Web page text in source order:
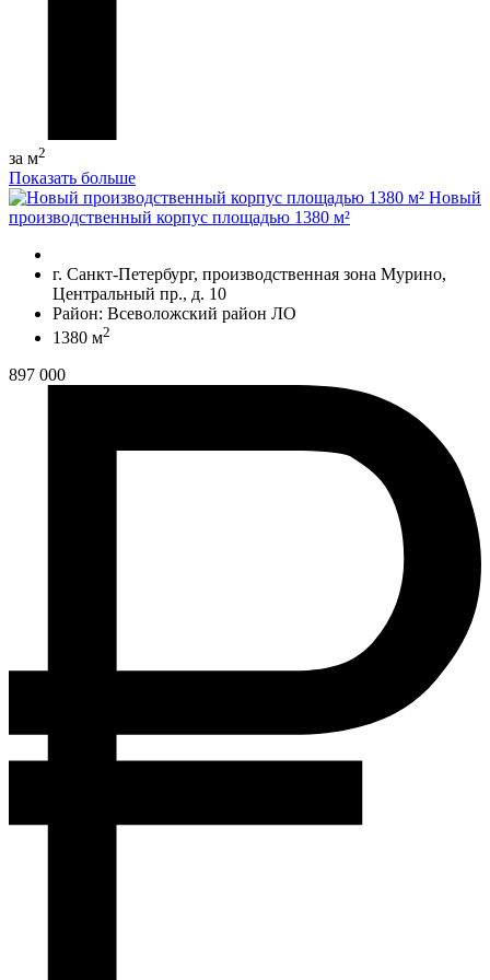
за м2
Показать больше
Новый
производственный корпус площадью 1380 м²
г. Санкт-Петербург, производственная зона Мурино,
Центральный пр., д. 10
Район: Всеволожский район ЛО
1380 м2
897 000